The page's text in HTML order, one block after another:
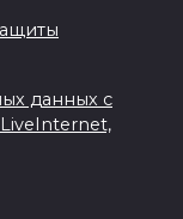
данных с